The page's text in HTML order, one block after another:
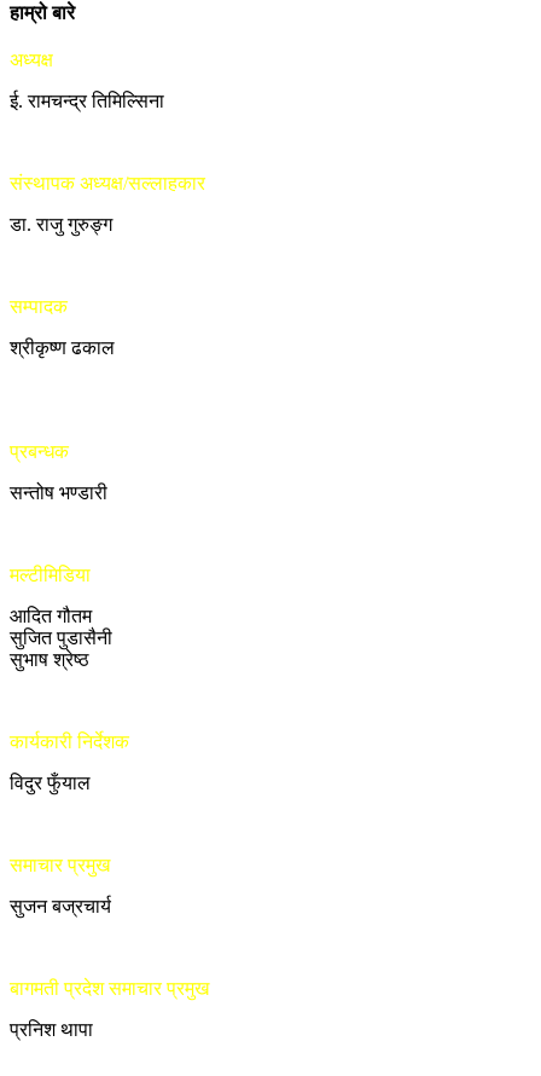
हाम्रो बारे
अध्यक्ष
ई. रामचन्द्र तिमिल्सिना
संस्थापक अध्यक्ष/सल्लाहकार
डा. राजु गुरुङ्ग
सम्पादक
श्रीकृष्ण ढकाल
प्रबन्धक
सन्तोष भण्डारी
मल्टीमिडिया
आदित गौतम
सुजित पुडासैनी
सुभाष श्रेष्ठ
कार्यकारी निर्देशक
विदुर फुँयाल
समाचार प्रमुख
सुजन बज्रचार्य
बागमती प्रदेश समाचार प्रमुख
प्रनिश थापा